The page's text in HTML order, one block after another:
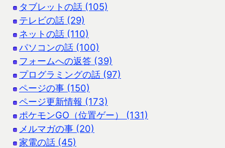
タブレットの話 (105)
テレビの話 (29)
ネットの話 (110)
パソコンの話 (100)
フォームへの返答 (39)
プログラミングの話 (97)
ページの事 (150)
ページ更新情報 (173)
ポケモンGO（位置ゲー） (131)
メルマガの事 (20)
家電の話 (45)